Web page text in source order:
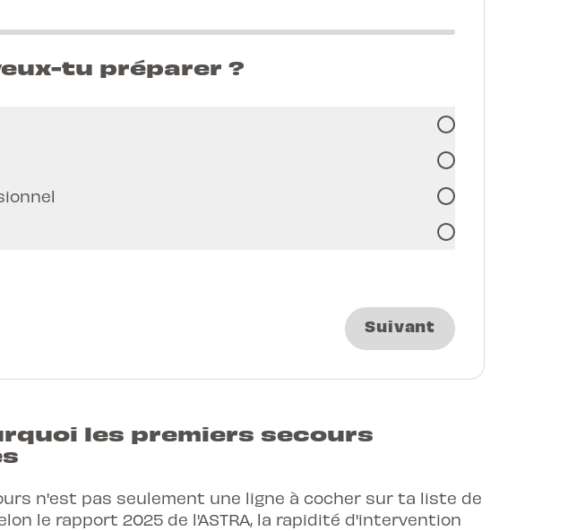
tu préparer ?
Suivant
les premiers secours
n'est pas seulement une ligne à cocher sur ta liste de
le rapport 2025 de l'ASTRA, la rapidité d'intervention